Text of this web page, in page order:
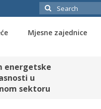
Search
for:
Mjesne zajednice
energetske
u
sektoru